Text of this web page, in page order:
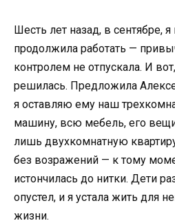
Шесть лет назад, в сентябре,
продолжила работать —
контролем не отпускала. И
решилась. Предложила
я оставляю ему наш
машину, всю мебель, его
лишь двухкомнатную
без возражений — к тому
истончилась до нитки. Дети
опустел, и я устала жить для
жизни.